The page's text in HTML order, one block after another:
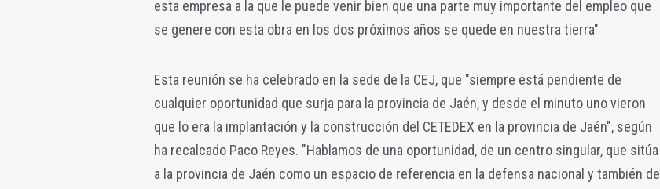
esta empresa a la que le puede venir bien que una parte muy importante del empleo que
se genere con esta obra en los dos próximos años se quede en nuestra tierra"
Esta reunión se ha celebrado en la sede de la CEJ, que "siempre está pendiente de
cualquier oportunidad que surja para la provincia de Jaén, y desde el minuto uno vieron
que lo era la implantación y la construcción del CETEDEX en la provincia de Jaén", según
ha recalcado Paco Reyes. "Hablamos de una oportunidad, de un centro singular, que sitúa
a la provincia de Jaén como un espacio de referencia en la defensa nacional y también de